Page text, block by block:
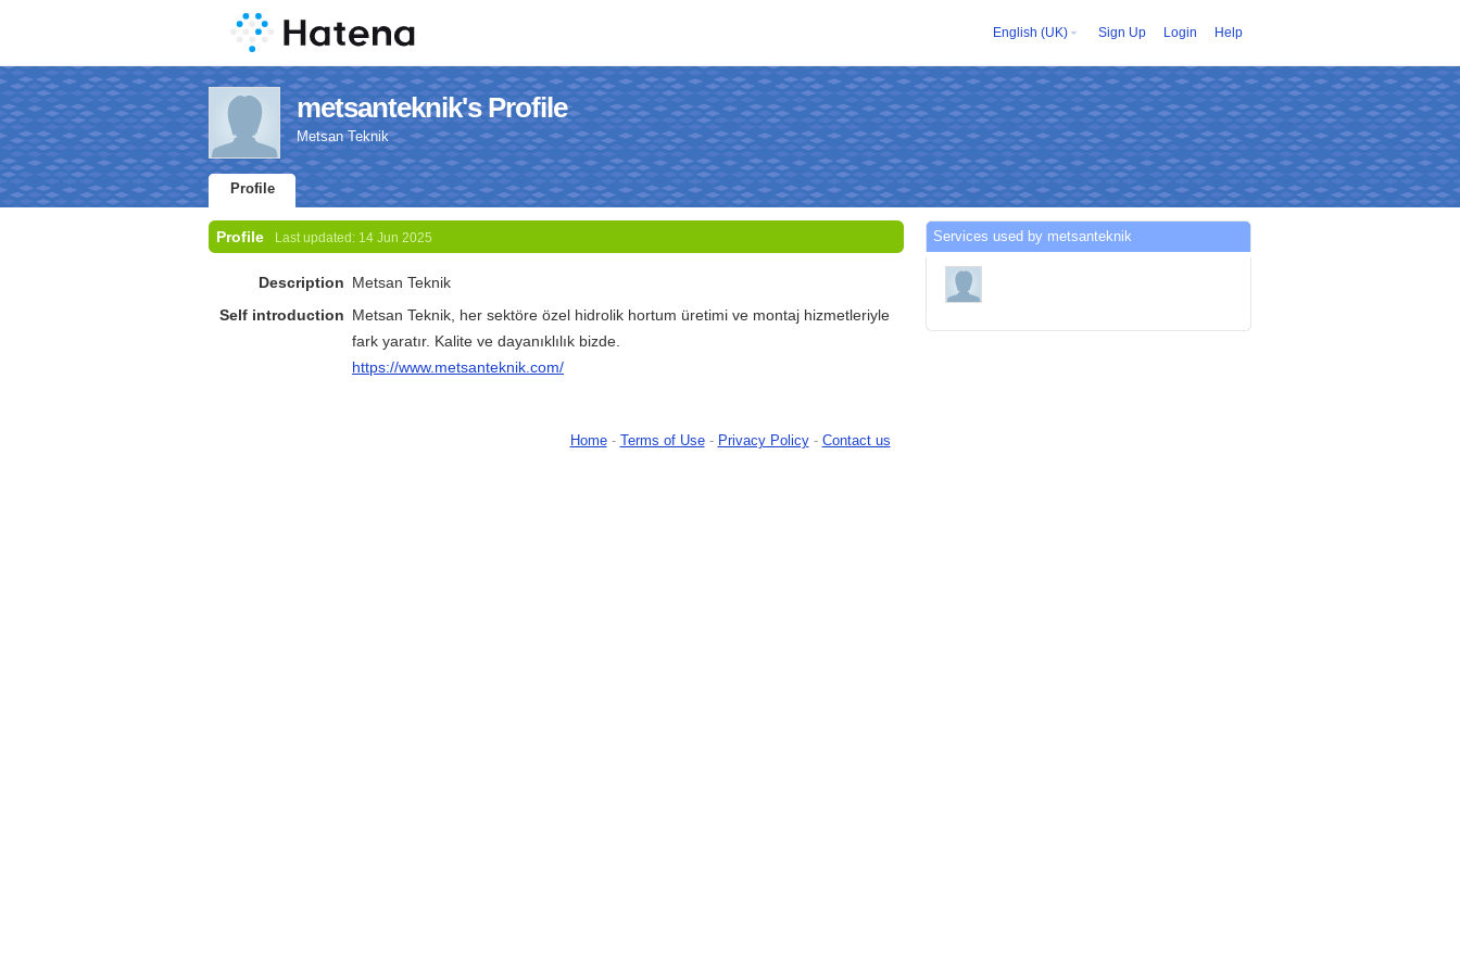
English (UK) Sign Up Login Help
metsanteknik's Profile
Metsan Teknik
Profile
Profile Last updated: 14 Jun 2025
Description Metsan Teknik
Self introduction Metsan Teknik, her sektöre özel hidrolik hortum üretimi ve montaj hizmetleriyle
fark yaratır. Kalite ve dayanıklılık bizde.
https://www.metsanteknik.com/
Services used by metsanteknik
Home- Terms of Use- Privacy Policy- Contact us